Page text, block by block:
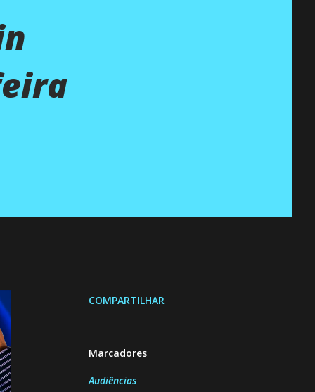
COMPARTILHAR
Marcadores
Audiências